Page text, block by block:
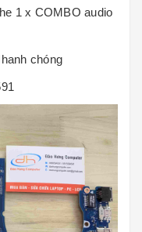
1 x COMBO audio
chóng